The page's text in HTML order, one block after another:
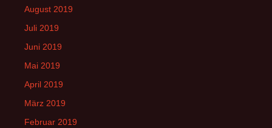
August 2019
Juli 2019
Juni 2019
Mai 2019
April 2019
März 2019
Februar 2019